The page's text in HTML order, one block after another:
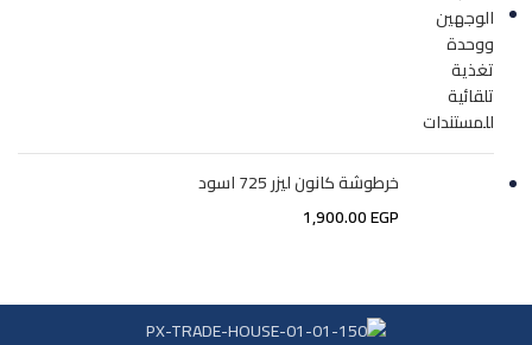
خرطوشة كانون ليزر 725 اسود
1,900.00EGP